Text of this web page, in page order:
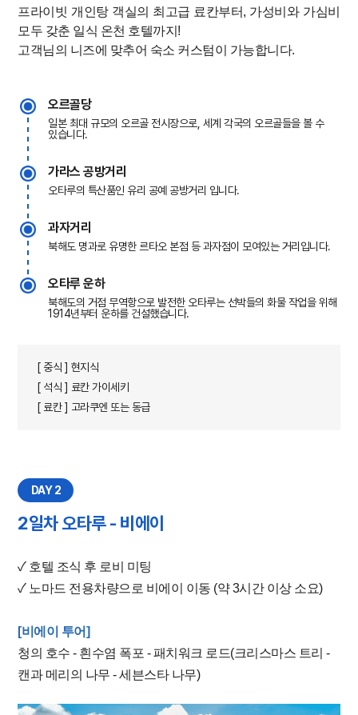
프라이빗 개인탕 객실의 최고급 료칸부터, 가성비와 가심비
모두 갖춘 일식 온천 호텔까지!
고객님의 니즈에 맞추어 숙소 커스텀이 가능합니다.
오르골당
일본 최대 규모의 오르골 전시장으로, 세계 각국의 오르골들을 볼 수
있습니다.
가라스 공방거리
오타루의 특산품인 유리 공예 공방거리 입니다.
과자거리
북해도 명과로 유명한 르타오 본점 등 과자점이 모여있는 거리입니다.
오타루 운하
북해도의 거점 무역항으로 발전한 오타루는 선박들의 화물 작업을 위해
1914년부터 운하를 건설했습니다.
[ 중식 ] 현지식
[ 석식 ] 료칸 가이세키
[ 료칸 ] 고라쿠엔 또는 동급
DAY 2
2일차 오타루 - 비에이
✓ 호텔 조식 후 로비 미팅
✓ 노마드 전용차량으로 비에이 이동 (약 3시간 이상 소요)
[비에이 투어]
청의 호수 - 흰수염 폭포 -패치워크 로드(크리스마스 트리 -
캔과 메리의 나무-​ 세븐스타 나무)